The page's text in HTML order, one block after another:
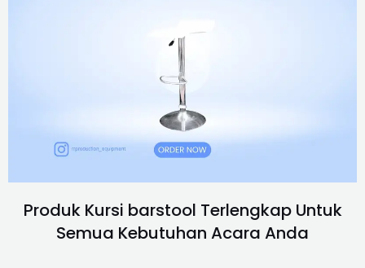
Produk Kursi barstool Terlengkap Untuk
Semua Kebutuhan Acara Anda